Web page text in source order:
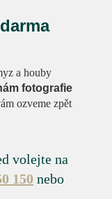
a houby
fotografie
ozveme zpět
volejte na
150 nebo